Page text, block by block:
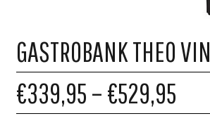
GASTROBANK THEO
€339,95–€529,95